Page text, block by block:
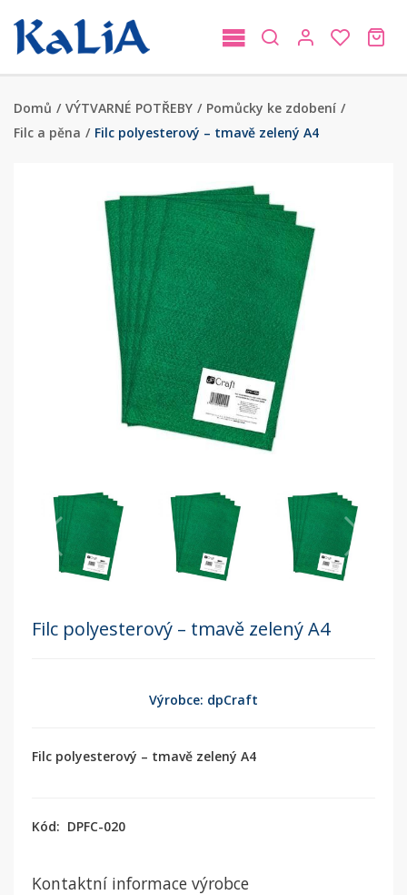
Domů / VÝTVARNÉ POTŘEBY / Pomůcky ke zdobení /
Filc a pěna / Filc polyesterový – tmavě zelený A4
Filc polyesterový – tmavě zelený A4
Výrobce: dpCraft
Filc polyesterový – tmavě zelený A4
Kód: DPFC-020
Kontaktní informace výrobce